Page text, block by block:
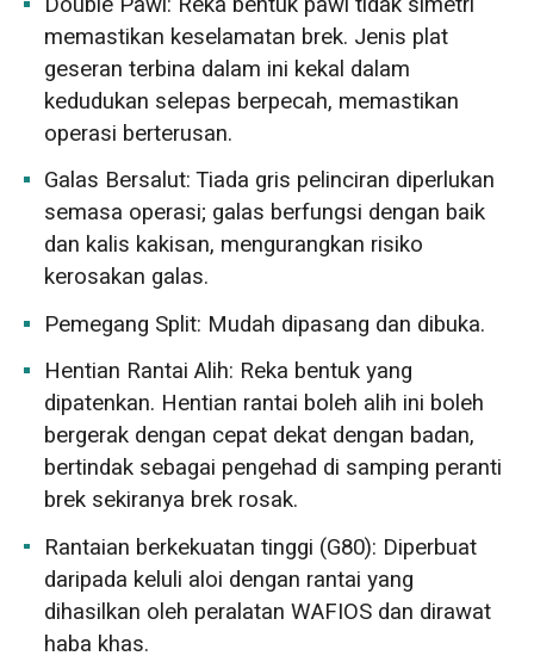
memastikan keselamatan brek. Jenis plat
geseran terbina dalam ini kekal dalam
kedudukan selepas berpecah, memastikan
operasi berterusan.
Galas Bersalut: Tiada gris pelinciran diperlukan
semasa operasi; galas berfungsi dengan baik
dan kalis kakisan, mengurangkan risiko
kerosakan galas.
Pemegang Split: Mudah dipasang dan dibuka.
Hentian Rantai Alih: Reka bentuk yang
dipatenkan. Hentian rantai boleh alih ini boleh
bergerak dengan cepat dekat dengan badan,
bertindak sebagai pengehad di samping peranti
brek sekiranya brek rosak.
Rantaian berkekuatan tinggi (G80): Diperbuat
daripada keluli aloi dengan rantai yang
dihasilkan oleh peralatan WAFIOS dan dirawat
haba khas.